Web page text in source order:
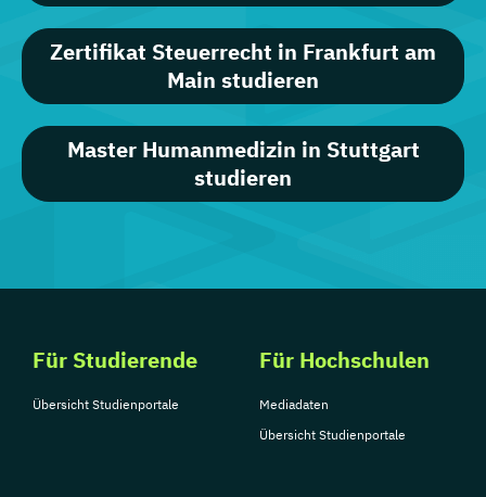
Zertifikat Steuerrecht in Frankfurt am
Main studieren
Master Humanmedizin in Stuttgart
studieren
Für Studierende
Übersicht Studienportale
Für Hochschulen
Mediadaten
Übersicht Studienportale